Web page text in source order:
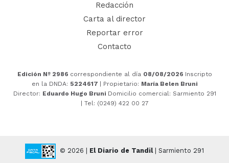
Redacción
Carta al director
Reportar error
Contacto
Edición Nº 2986 correspondiente al día 08/08/2026 Inscripto
en la DNDA: 5224617 | Propietario: María Belen Bruni
Director: Eduardo Hugo Bruni Domicilio comercial: Sarmiento 291
| Tel: (0249) 422 00 27
© 2026 | El Diario de Tandil| Sarmiento 291